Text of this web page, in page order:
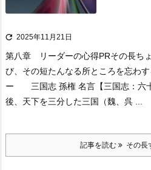
 2025年11月21日
第八章 リーダーの心得PRその長ち
び、その短たんなる所ところを忘わす
ー 三国志 孫権 名言 【三国志：
後、天下を三分した三国（魏、呉 ...
記事を読む その長